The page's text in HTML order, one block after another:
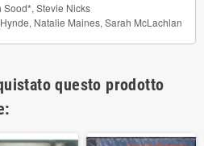
Sood*, Stevie Nicks
, Natalie Maines, Sarah McLachlan
questo prodotto